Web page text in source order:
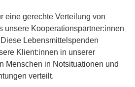
eine gerechte Verteilung von
unsere Kooperationspartner:innen
Lebensmittelspenden
Klient:innen in unserer
Menschen in Notsituationen und
verteilt.